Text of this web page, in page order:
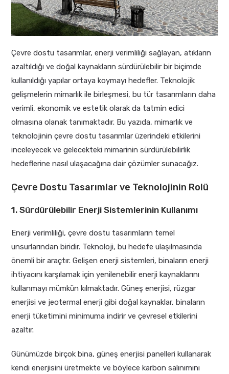
Çevre dostu tasarımlar, enerji verimliliği sağlayan, atıkların
azaltıldığı ve doğal kaynakların sürdürülebilir bir biçimde
kullanıldığı yapılar ortaya koymayı hedefler. Teknolojik
gelişmelerin mimarlık ile birleşmesi, bu tür tasarımların daha
verimli, ekonomik ve estetik olarak da tatmin edici
olmasına olanak tanımaktadır. Bu yazıda, mimarlık ve
teknolojinin çevre dostu tasarımlar üzerindeki etkilerini
inceleyecek ve gelecekteki mimarinin sürdürülebilirlik
hedeflerine nasıl ulaşacağına dair çözümler sunacağız.
Çevre Dostu Tasarımlar ve Teknolojinin Rolü
1. Sürdürülebilir Enerji Sistemlerinin Kullanımı
Enerji verimliliği, çevre dostu tasarımların temel
unsurlarından biridir. Teknoloji, bu hedefe ulaşılmasında
önemli bir araçtır. Gelişen enerji sistemleri, binaların enerji
ihtiyacını karşılamak için yenilenebilir enerji kaynaklarını
kullanmayı mümkün kılmaktadır. Güneş enerjisi, rüzgar
enerjisi ve jeotermal enerji gibi doğal kaynaklar, binaların
enerji tüketimini minimuma indirir ve çevresel etkilerini
azaltır.
Günümüzde birçok bina, güneş enerjisi panelleri kullanarak
kendi enerjisini üretmekte ve böylece karbon salınımını